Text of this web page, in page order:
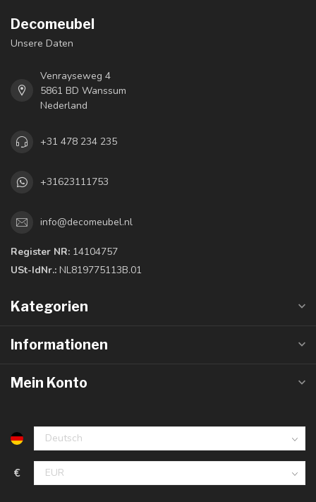
Decomeubel
Unsere Daten
Venrayseweg 4
5861 BD Wanssum
Nederland
+31 478 234 235
+31623111753
info@decomeubel.nl
Register NR: 14104757
USt-IdNr.: NL819775113B.01
Kategorien
Informationen
Mein Konto
€